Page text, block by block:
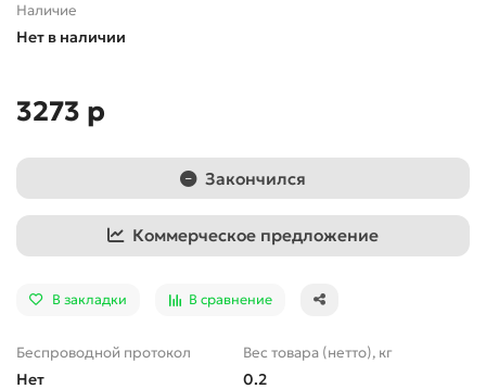
Наличие
Нет в наличии
3273 р
Закончился
Коммерческое предложение
В закладки В сравнение
Беспроводной протокол
Нет
Вес товара (нетто), кг
0.2